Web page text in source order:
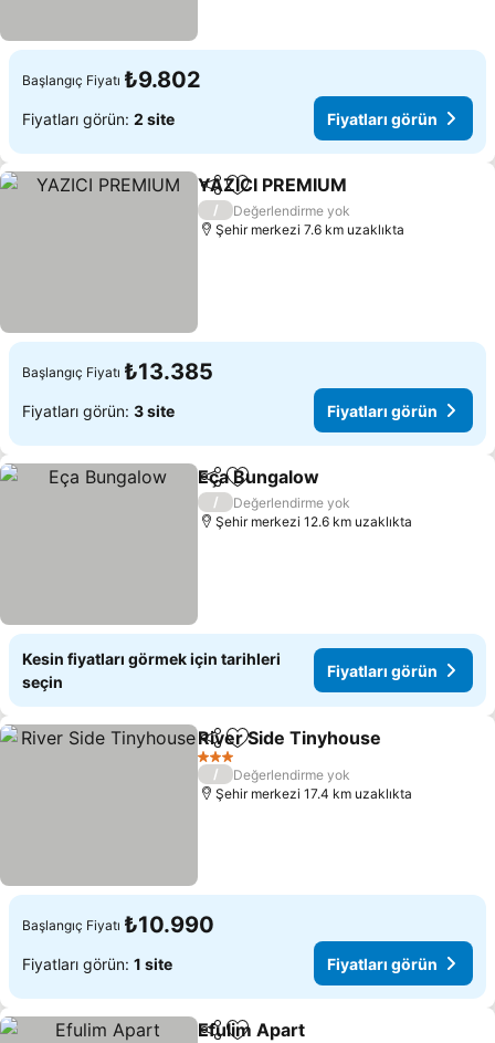
Başlangıç Fiyatı ₺9.802
Fiyatları görün: 2 site Fiyatları görün
PaylaşFavorilerime ekle
YAZICI PREMIUM
/
Değerlendirme yok
Şehir merkezi 7.6 km uzaklıkta
Başlangıç Fiyatı ₺13.385
Fiyatları görün: 3 site Fiyatları görün
PaylaşFavorilerime ekle
Eça Bungalow
/
Değerlendirme yok
Şehir merkezi 12.6 km uzaklıkta
Kesin fiyatları görmek için tarihleri
seçin
Fiyatları görün
PaylaşFavorilerime ekle
River Side Tinyhouse
3 Yıldız
/
Değerlendirme yok
Şehir merkezi 17.4 km uzaklıkta
Başlangıç Fiyatı ₺10.990
Fiyatları görün: 1 site Fiyatları görün
Efulim Apart